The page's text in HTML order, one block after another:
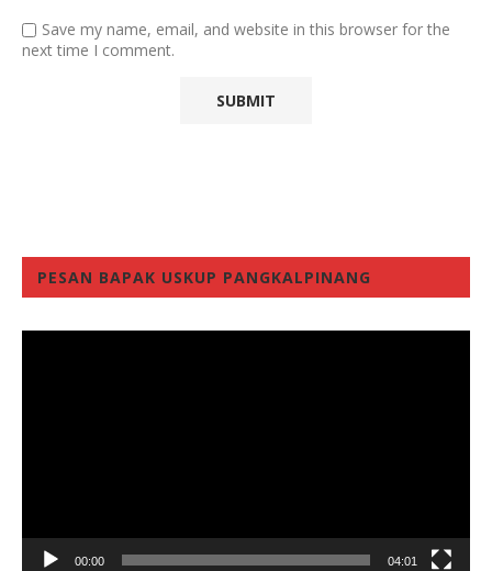
Save my name, email, and website in this browser for the
next time I comment.
PESAN BAPAK USKUP PANGKALPINANG
00:00 04:01